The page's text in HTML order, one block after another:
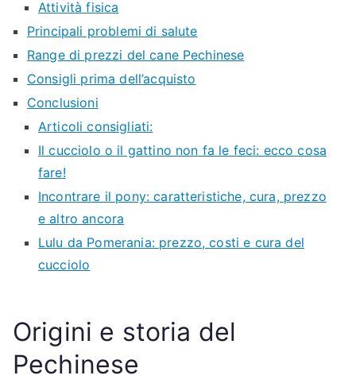
Attività fisica
Principali problemi di salute
Range di prezzi del cane Pechinese
Consigli prima dell’acquisto
Conclusioni
Articoli consigliati:
Il cucciolo o il gattino non fa le feci: ecco cosa
fare!
Incontrare il pony: caratteristiche, cura, prezzo
e altro ancora
Lulu da Pomerania: prezzo, costi e cura del
cucciolo
Origini e storia del
Pechinese